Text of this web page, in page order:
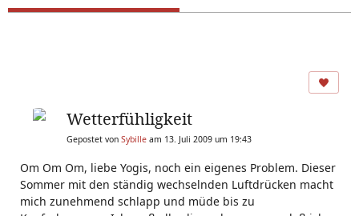
Wetterfühligkeit
Gepostet von Sybille am 13. Juli 2009 um 19:43
Om Om Om, liebe Yogis, noch ein eigenes Problem. Dieser
Sommer mit den ständig wechselnden Luftdrücken macht
mich zunehmend schlapp und müde bis zu